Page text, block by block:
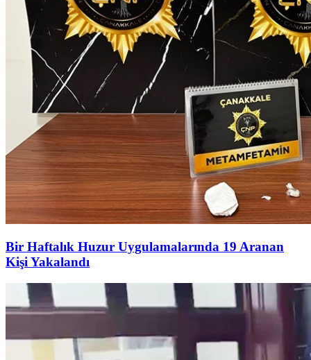
Bir Haftalık Huzur Uygulamalarında 19 Aranan
Kişi Yakalandı